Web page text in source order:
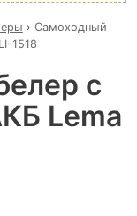
› Самоходный
1518
с
Lema